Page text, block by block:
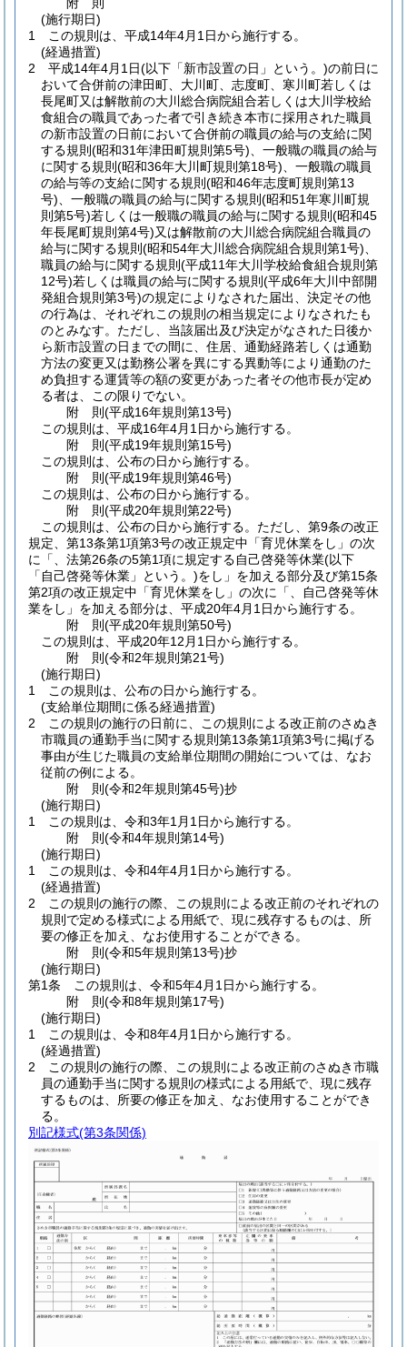
(施行期日)
1
この規則は、平成14年4月1日から施行する。
(経過措置)
2
平成14年4月1日(以下「新市設置の日」という。)の前日に
おいて合併前の津田町、大川町、志度町、寒川町若しくは
長尾町又は解散前の大川総合病院組合若しくは大川学校給
食組合の職員であった者で引き続き本市に採用された職員
の新市設置の日前において合併前の職員の給与の支給に関
する規則 (昭和31年津田町規則第5号) 、一般職の職員の給与
に関する規則 (昭和36年大川町規則第18号) 、一般職の職員
の給与等の支給に関する規則 (昭和46年志度町規則第13
号) 、一般職の職員の給与に関する規則 (昭和51年寒川町規
則第5号)若しくは一般職の職員の給与に関する規則 (昭和45
年長尾町規則第4号)又は解散前の大川総合病院組合職員の
給与に関する規則 (昭和54年大川総合病院組合規則第1号)
職員の給与に関する規則 (平成11年大川学校給食組合規則第
12号)若しくは職員の給与に関する規則 (平成6年大川中部開
発組合規則第3号)の規定によりなされた届出、決定その他
の行為は、それぞれこの規則の相当規定によりなされたも
のとみなす。 ただし、当該届出及び決定がなされた日後か
ら新市設置の日までの間に、住居、通勤経路若しくは通勤
方法の変更又は勤務公署を異にする異動等により通勤のた
め負担する運賃等の額の変更があった者その他市長が定め
る者は、この限りでない。
附 則(平成16年規則第13号)
この規則は、平成16年4月1日から施行する。
附 則(平成19年規則第15号)
この規則は、公布の日から施行する。
附 則(平成19年規則第46号)
この規則は、公布の日から施行する。
附 則(平成20年規則第22号)
この規則は、公布の日から施行する。 ただし、第9条の改正
規定、第13条第1項第3号の改正規定中「育児休業をし」の次
に「、法第26条の5第1項に規定する自己啓発等休業(以下
「自己啓発等休業」という。)をし」を加える部分及び第15条
第2項の改正規定中「育児休業をし」の次に「、自己啓発等休
業をし」を加える部分は、平成20年4月1日から施行する。
附 則(平成20年規則第50号)
この規則は、平成20年12月1日から施行する。
附 則(令和2年規則第21号)
(施行期日)
1
この規則は、公布の日から施行する。
(支給単位期間に係る経過措置)
2
この規則の施行の日前に、この規則による改正前のさぬき
市職員の通勤手当に関する規則第13条第1項第3号に掲げる
事由が生じた職員の支給単位期間の開始については、なお
従前の例による。
附 則(令和2年規則第45号)抄
(施行期日)
1
この規則は、令和3年1月1日から施行する。
附 則(令和4年規則第14号)
(施行期日)
1
この規則は、令和4年4月1日から施行する。
(経過措置)
2
この規則の施行の際、この規則による改正前のそれぞれの
規則で定める様式による用紙で、現に残存するものは、所
要の修正を加え、なお使用することができる。
附 則(令和5年規則第13号)抄
(施行期日)
第1条
この規則は、令和5年4月1日から施行する。
附 則(令和8年規則第17号)
(施行期日)
1
この規則は、令和8年4月1日から施行する。
(経過措置)
2
この規則の施行の際、この規則による改正前のさぬき市職
員の通勤手当に関する規則の様式による用紙で、現に残存
するものは、所要の修正を加え、なお使用することができ
る。
別記様式(第3条関係)